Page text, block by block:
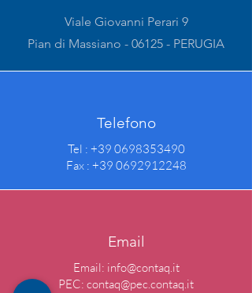
Viale Giovanni Perari 9
Pian di Massiano - 06125 - PERUGIA
Telefono
Tel : +39 0698353490
Fax : +39 0692912248
Email
Email: info@contaq.it
PEC: contaq@pec.contaq.it